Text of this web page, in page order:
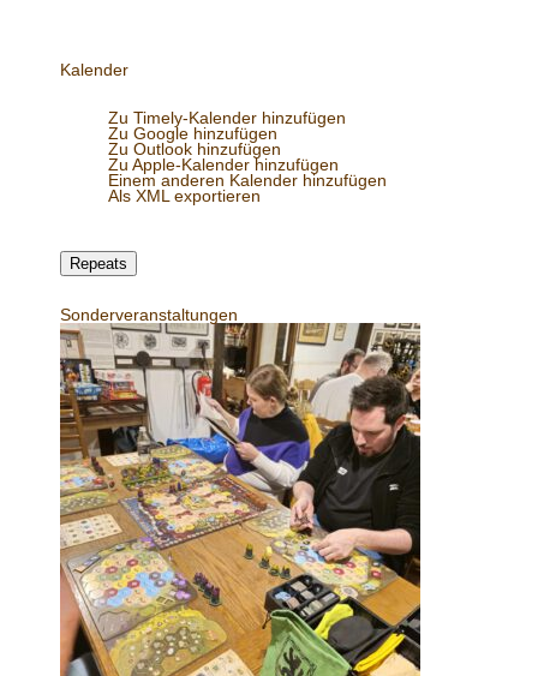
Kalender
Zu Timely-Kalender hinzufügen
Zu Google hinzufügen
Zu Outlook hinzufügen
Zu Apple-Kalender hinzufügen
Einem anderen Kalender hinzufügen
Als XML exportieren
Repeats
Sonderveranstaltungen